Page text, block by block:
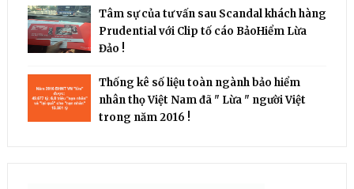
Tâm sự của tư vấn sau Scandal khách hàng
Prudential với Clip tố cáo BảoHiểm Lừa
Đảo !
Thống kê số liệu toàn ngành bảo hiểm
nhân thọ Việt Nam đã " Lừa " người Việt
trong năm 2016 !